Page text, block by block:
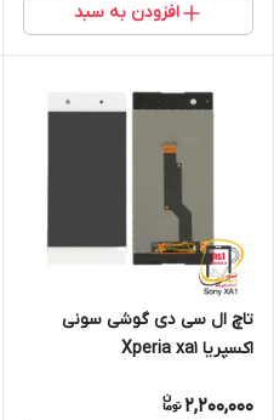
افزودن به سبد
تاچ ال سی دی گوشی سونی
اکسپریا Xperia xa1
2,200,000